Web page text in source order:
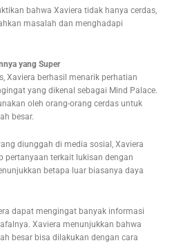
bahwa Xaviera tidak hanya cerdas,
masalah dan menghadapi
yang Super
Xaviera berhasil menarik perhatian
yang dikenal sebagai Mind Palace.
oleh orang-orang cerdas untuk
besar.
diunggah di media sosial, Xaviera
terkait lukisan dengan
betapa luar biasanya daya
dapat mengingat banyak informasi
Xaviera menunjukkan bahwa
besar bisa dilakukan dengan cara